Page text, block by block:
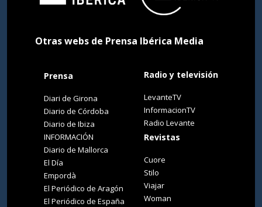
Otras webs de Prensa Ibérica Media
Prensa
Diari de Girona
Diario de Córdoba
Diario de Ibiza
INFORMACIÓN
Diario de Mallorca
El Día
Empordà
El Periódico de Aragón
El Periódico de España
Radio y televisión
LevanteTV
InformacionTV
Radio Levante
Revistas
Cuore
Stilo
Viajar
Woman